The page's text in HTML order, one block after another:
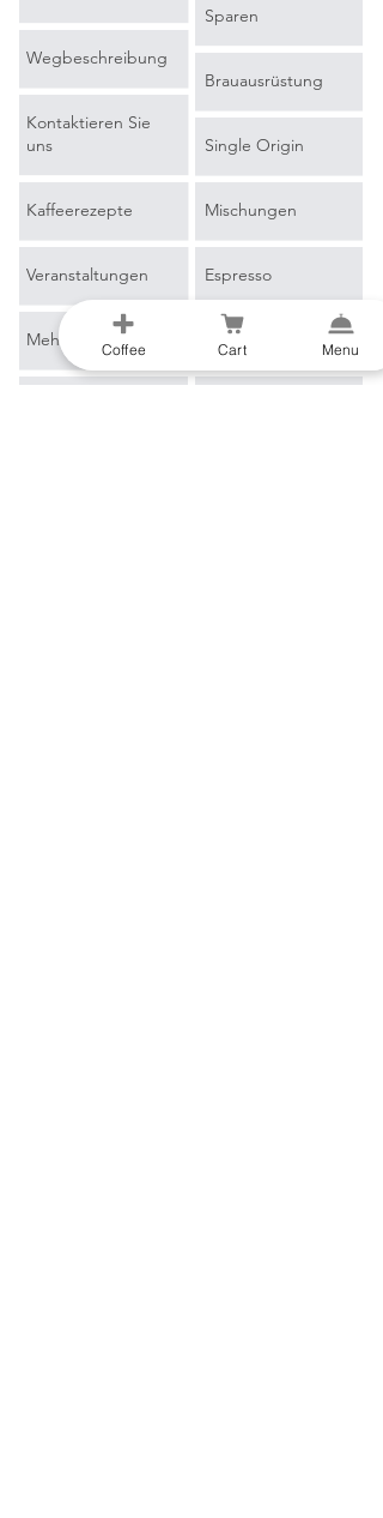
Wegbeschreibung
Kontaktieren Sie
uns
Kaffeerezepte
Veranstaltungen
Mehr erfahren
Sparen
Brauausrüstung
Single Origin
Mischungen
Espresso
Filterkaffee
Coffee Cart Menu